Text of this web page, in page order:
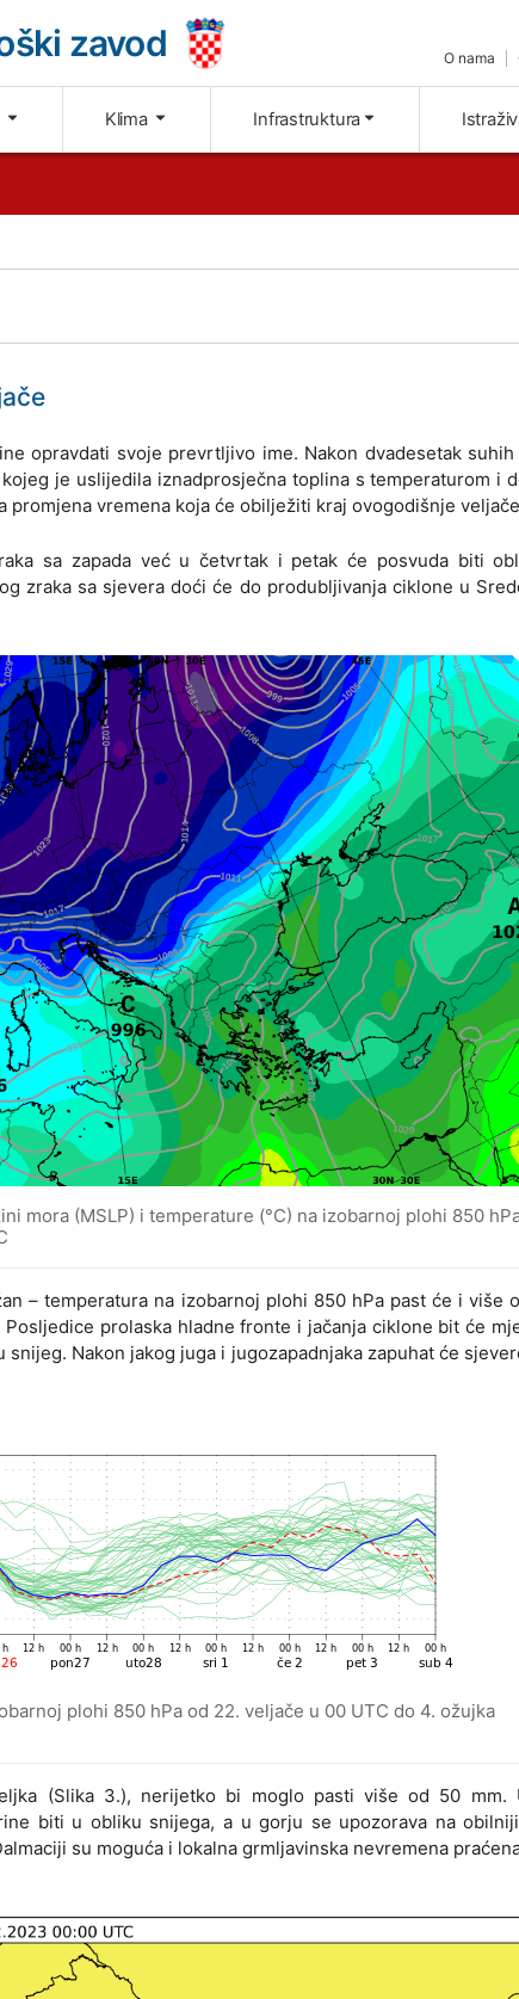
zavod O nama
Klima Infrastruktura
opravdati svoje prevrtljivo ime. Nakon dvadesetak suhih
je uslijedila iznadprosječna toplina s temperaturom i
vremena koja će obilježiti kraj ovogodišnje
sa zapada već u četvrtak i petak će posvuda biti
zraka sa sjevera doći će do produbljivanja ciklone u
mora (MSLP) i temperature (°C) na izobarnoj plohi 850
– temperatura na izobarnoj plohi 850 hPa past će i više
prolaska hladne fronte i jačanja ciklone bit će
Nakon jakog juga i jugozapadnjaka zapuhat će
plohi 850 hPa od 22. veljače u 00 UTC do 4. ožujka
(Slika 3.), nerijetko bi moglo pasti više od 50 mm.
biti u obliku snijega, a u gorju se upozorava na
su moguća i lokalna grmljavinska nevremena